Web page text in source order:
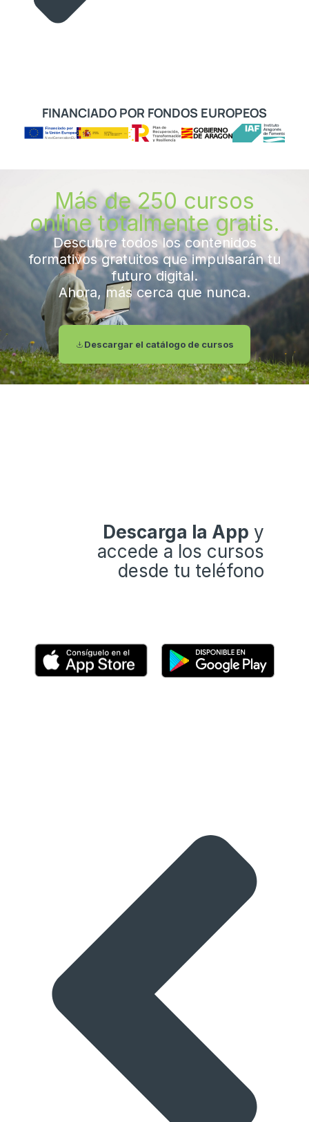
FINANCIADO POR FONDOS EUROPEOS
Más de 250 cursos
online totalmente gratis.
Descubre todos los contenidos
formativos gratuitos que impulsarán tu
futuro digital.
Ahora, más cerca que nunca.
Descargar el catálogo de cursos
Descarga la App y
accede a los cursos
desde tu teléfono